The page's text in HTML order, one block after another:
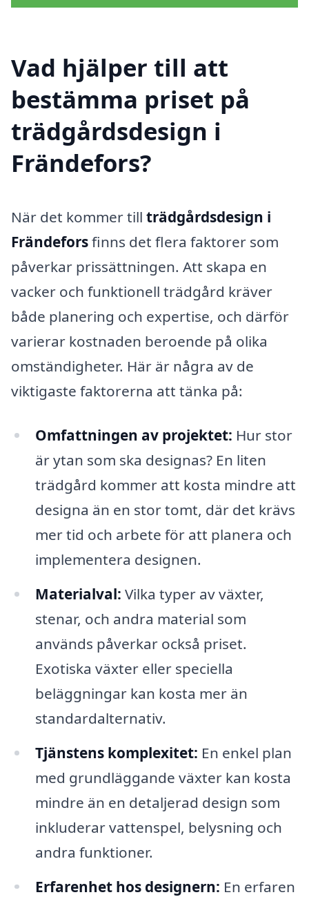
Vad hjälper till att
bestämma priset på
trädgårdsdesign i
Frändefors?
När det kommer till trädgårdsdesign i
Frändeforsfinns det flera faktorer som
påverkar prissättningen. Att skapa en
vacker och funktionell trädgård kräver
både planering och expertise, och därför
varierar kostnaden beroende på olika
omständigheter. Här är några av de
viktigaste faktorerna att tänka på:
Omfattningen av projektet: Hur stor
är ytan som ska designas? En liten
trädgård kommer att kosta mindre att
designa än en stor tomt, där det krävs
mer tid och arbete för att planera och
implementera designen.
Materialval: Vilka typer av växter,
stenar, och andra material som
används påverkar också priset.
Exotiska växter eller speciella
beläggningar kan kosta mer än
standardalternativ.
Tjänstens komplexitet: En enkel plan
med grundläggande växter kan kosta
mindre än en detaljerad design som
inkluderar vattenspel, belysning och
andra funktioner.
Erfarenhet hos designern: En erfaren